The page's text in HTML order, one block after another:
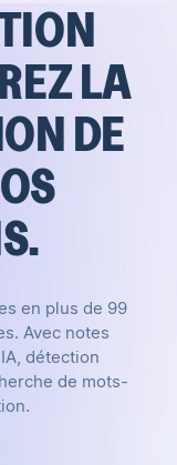
LA
DE
en plus de 99
Avec notes
détection
de mots-